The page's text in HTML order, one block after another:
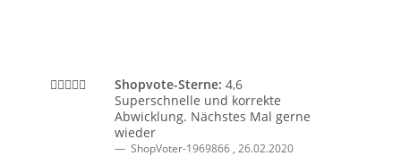
Shopvote-Sterne: 4,6
Superschnelle und korrekte
Abwicklung. Nächstes Mal gerne
wieder
ShopVoter-1969866 , 26.02.2020